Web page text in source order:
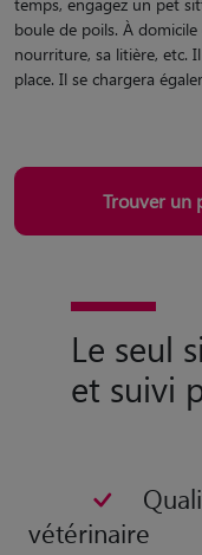
boule de poils. À domicile
nourriture, sa litière, etc.
place. Il se chargera
Trouver un
Le seul
et suivi
vétérinaire